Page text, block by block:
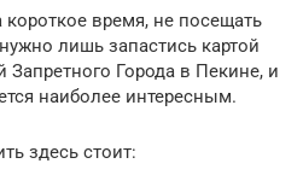
время, не посещать
лишь запастись картой
Запретного Города в Пекине, и
наиболее интересным.
здесь стоит: